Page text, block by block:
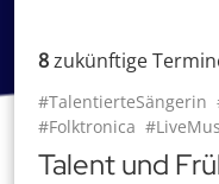
8zukünftigeTermin
#TalentierteSängerin
#Folktronica
Talent und